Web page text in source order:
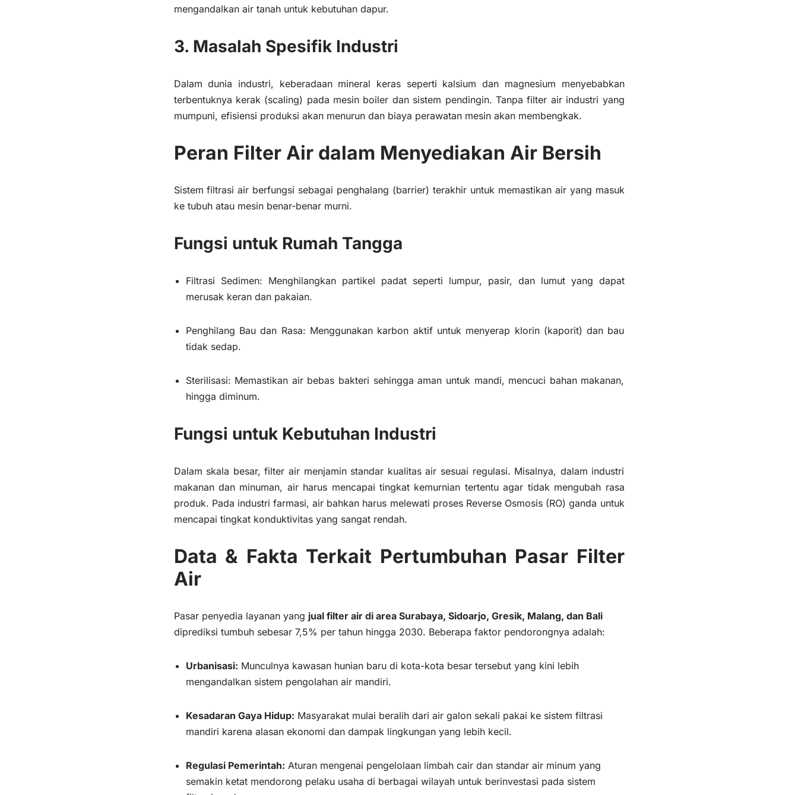
mengandalkan air tanah untuk kebutuhan dapur.
3. Masalah Spesifik Industri
Dalam dunia industri, keberadaan mineral keras seperti kalsium dan magnesium menyebabkan
terbentuknya kerak (scaling) pada mesin boiler dan sistem pendingin. Tanpa filter air industri yang
mumpuni, efisiensi produksi akan menurun dan biaya perawatan mesin akan membengkak.
Peran Filter Air dalam Menyediakan Air Bersih
Sistem filtrasi air berfungsi sebagai penghalang (barrier) terakhir untuk memastikan air yang masuk
ke tubuh atau mesin benar-benar murni.
Fungsi untuk Rumah Tangga
Filtrasi Sedimen: Menghilangkan partikel padat seperti lumpur, pasir, dan lumut yang dapat
merusak keran dan pakaian.
Penghilang Bau dan Rasa: Menggunakan karbon aktif untuk menyerap klorin (kaporit) dan bau
tidak sedap.
Sterilisasi: Memastikan air bebas bakteri sehingga aman untuk mandi, mencuci bahan makanan,
hingga diminum.
Fungsi untuk Kebutuhan Industri
Dalam skala besar, filter air menjamin standar kualitas air sesuai regulasi. Misalnya, dalam industri
makanan dan minuman, air harus mencapai tingkat kemurnian tertentu agar tidak mengubah rasa
produk. Pada industri farmasi, air bahkan harus melewati proses Reverse Osmosis (RO) ganda untuk
mencapai tingkat konduktivitas yang sangat rendah.
Data & Fakta Terkait Pertumbuhan Pasar Filter
Air
Pasar penyedia layanan yang jual filter air di area Surabaya, Sidoarjo, Gresik, Malang, dan Bali
diprediksi tumbuh sebesar 7,5% per tahun hingga 2030. Beberapa faktor pendorongnya adalah:
Urbanisasi: Munculnya kawasan hunian baru di kota-kota besar tersebut yang kini lebih
mengandalkan sistem pengolahan air mandiri.
Kesadaran Gaya Hidup: Masyarakat mulai beralih dari air galon sekali pakai ke sistem filtrasi
mandiri karena alasan ekonomi dan dampak lingkungan yang lebih kecil.
Regulasi Pemerintah: Aturan mengenai pengelolaan limbah cair dan standar air minum yang
semakin ketat mendorong pelaku usaha di berbagai wilayah untuk berinvestasi pada sistem